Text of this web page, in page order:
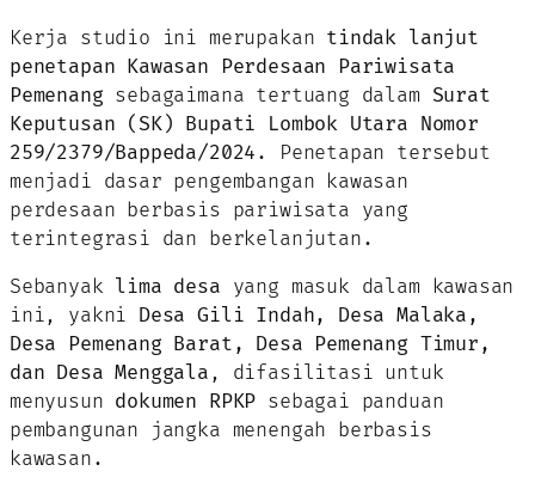
Kerja studio ini merupakan tindak lanjut
penetapan Kawasan Perdesaan Pariwisata
Pemenang sebagaimana tertuang dalam Surat
Keputusan (SK) Bupati Lombok Utara Nomor
259/2379/Bappeda/2024 . Penetapan tersebut
menjadi dasar pengembangan kawasan
perdesaan berbasis pariwisata yang
terintegrasi dan berkelanjutan.
Sebanyak lima desa yang masuk dalam kawasan
ini, yakni Desa Gili Indah, Desa Malaka,
Desa Pemenang Barat, Desa Pemenang Timur,
dan Desa Menggala , difasilitasi untuk
menyusun dokumen RPKP sebagai panduan
pembangunan jangka menengah berbasis
kawasan.